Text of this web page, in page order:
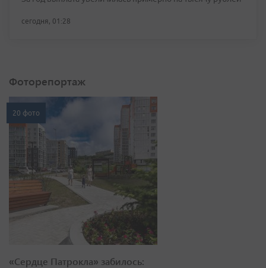
сегодня, 01:28
Фоторепортаж
20 фото
«Сердце Патрокла» забилось: